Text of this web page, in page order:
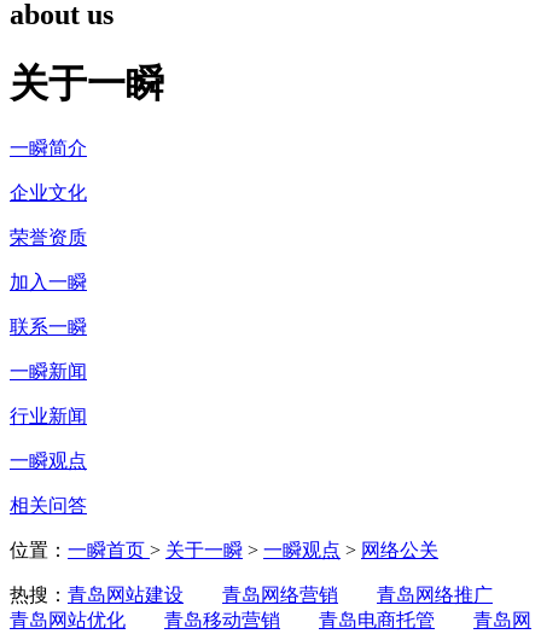
about us
关于一瞬
一瞬简介
企业文化
荣誉资质
加入一瞬
联系一瞬
一瞬新闻
行业新闻
一瞬观点
相关问答
位置： 一瞬首页 > 关于一瞬 > 一瞬观点 > 网络公关
热搜： 青岛网站建设 青岛网络营销
青岛网络推广
青岛网站优化
青岛移动营销 青岛电商托管
青岛网